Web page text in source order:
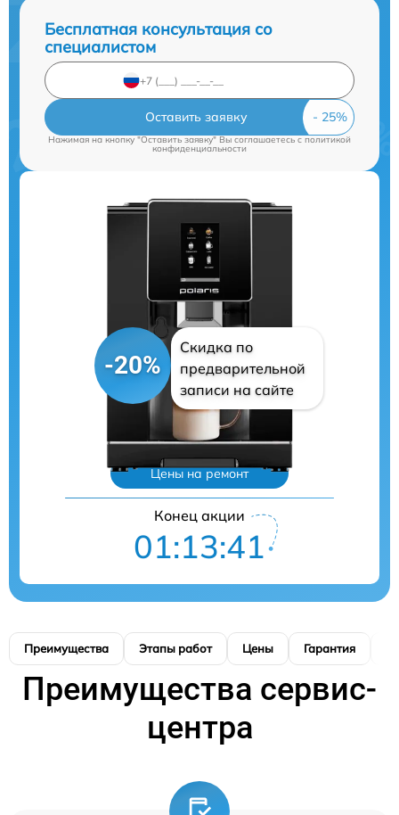
Бесплатная консультация со
специалистом
Оставить заявку
Нажимая на кнопку "Оставить заявку" Вы соглашаетесь cполитикой
конфиденциальности
-20%
Скидка по
предварительной
записи на сайте
Цены на ремонт
Конец акции
01:13:40
Преимущества Этапы работ Цены Гарантия
Преимущества сервис-
центра